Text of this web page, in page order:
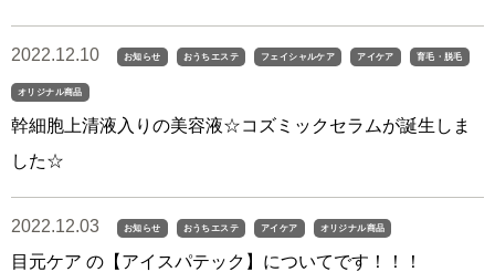
2022.12.10 お知らせ おうちエステ フェイシャルケア アイケア 育毛・脱毛
オリジナル商品
幹細胞上清液入りの美容液☆コズミックセラムが誕生しま
した☆
2022.12.03 お知らせ おうちエステ アイケア オリジナル商品
目元ケア の【アイスパテック】についてです！！！